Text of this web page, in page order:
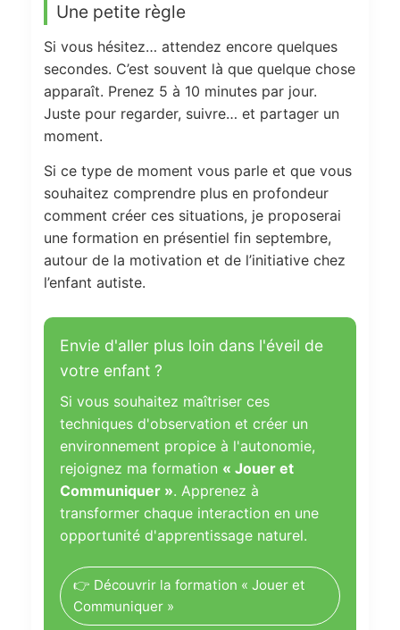
Une petite règle
Si vous hésitez… attendez encore quelques
secondes. C’est souvent là que quelque chose
apparaît. Prenez 5 à 10 minutes par jour.
Juste pour regarder, suivre… et partager un
moment.
Si ce type de moment vous parle et que vous
souhaitez comprendre plus en profondeur
comment créer ces situations, je proposerai
une formation en présentiel fin septembre,
autour de la motivation et de l’initiative chez
l’enfant autiste.
Envie d'aller plus loin dans l'éveil de
votre enfant ?
Si vous souhaitez maîtriser ces
techniques d'observation et créer un
environnement propice à l'autonomie,
rejoignez ma formation « Jouer et
Communiquer ». Apprenez à
transformer chaque interaction en une
opportunité d'apprentissage naturel.
👉 Découvrir la formation « Jouer et
Communiquer »